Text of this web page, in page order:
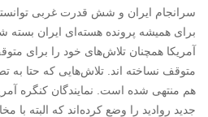
سرانجام ایران و شش قدرت غربی
برای همیشه پرونده هسته‌‌ای ایران بسته
آمریکا همچنان تلاش‌های خود را برای
متوقف نساخته اند. تلاش‌هایی که حتا
هم منتهی شده است. نمایندگان کنگره
جدید روادید را وضع کرده‌‌اند که البته با